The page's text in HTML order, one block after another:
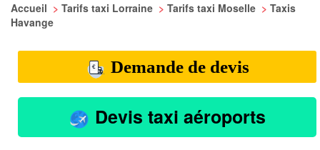
Accueil > Tarifs taxi Lorraine > Tarifs taxi Moselle > Taxis
Havange
Demande de devis
Devis taxi aéroports